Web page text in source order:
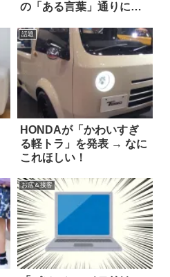
の「ある言葉」通りに…
話題
HONDAが「かわいすぎ
る軽トラ」を発表 → なに
これほしい！
お店＆接客